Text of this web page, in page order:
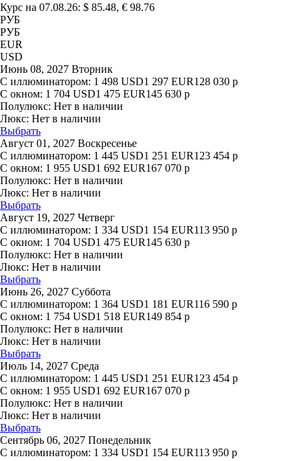
Курс на 07.08.26: $ 85.48, € 98.76
РУБ
РУБ
EUR
USD
Июнь 08, 2027 Вторник
С иллюминатором: 1 498 USD1 297 EUR128 030 р
С окном: 1 704 USD1 475 EUR145 630 р
Полулюкс: Нет в наличии
Люкс: Нет в наличии
Выбрать
Август 01, 2027 Воскресенье
С иллюминатором: 1 445 USD1 251 EUR123 454 р
С окном: 1 955 USD1 692 EUR167 070 р
Полулюкс: Нет в наличии
Люкс: Нет в наличии
Выбрать
Август 19, 2027 Четверг
С иллюминатором: 1 334 USD1 154 EUR113 950 р
С окном: 1 704 USD1 475 EUR145 630 р
Полулюкс: Нет в наличии
Люкс: Нет в наличии
Выбрать
Июнь 26, 2027 Суббота
С иллюминатором: 1 364 USD1 181 EUR116 590 р
С окном: 1 754 USD1 518 EUR149 854 р
Полулюкс: Нет в наличии
Люкс: Нет в наличии
Выбрать
Июль 14, 2027 Среда
С иллюминатором: 1 445 USD1 251 EUR123 454 р
С окном: 1 955 USD1 692 EUR167 070 р
Полулюкс: Нет в наличии
Люкс: Нет в наличии
Выбрать
Сентябрь 06, 2027 Понедельник
С иллюминатором: 1 334 USD1 154 EUR113 950 р